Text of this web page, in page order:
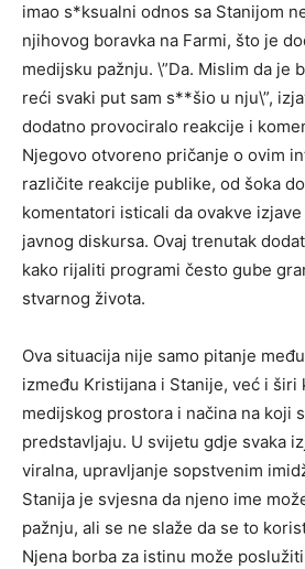
imao s*ksualni odnos sa Stanijom
njihovog boravka na Farmi, što je
medijsku pažnju. \”Da. Mislim da je
reći svaki put sam s**šio u nju\”,
dodatno provociralo reakcije i
Njegovo otvoreno pričanje o ovim
različite reakcije publike, od šoka
komentatori isticali da ovakve
javnog diskursa. Ovaj trenutak
kako rijaliti programi često gube
stvarnog života.
Ova situacija nije samo pitanje
između Kristijana i Stanije, već i
medijskog prostora i načina na koji
predstavljaju. U svijetu gdje svaka
viralna, upravljanje sopstvenim
Stanija je svjesna da njeno ime
pažnju, ali se ne slaže da se to
Njena borba za istinu može